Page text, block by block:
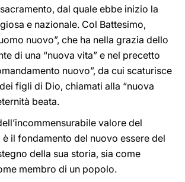
dal quale ebbe inizio la
e nazionale. Col Battesimo,
nuovo”, che ha nella grazia dello
di una “nuova vita” e nel precetto
nuovo”, da cui scaturisce
figli di Dio, chiamati alla “nuova
beata.
valore del
è il fondamento del nuovo essere del
della sua storia, sia come
membro di un popolo.